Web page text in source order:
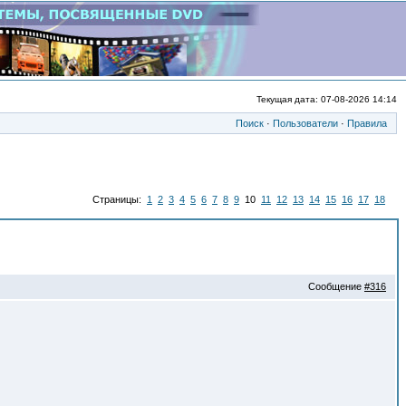
Текущая дата: 07-08-2026 14:14
Поиск · Пользователи · Правила
Страницы: 1 2 3 4 5 6 7 8 9 10 11 12 13 14 15 16 17 18
Сообщение #316